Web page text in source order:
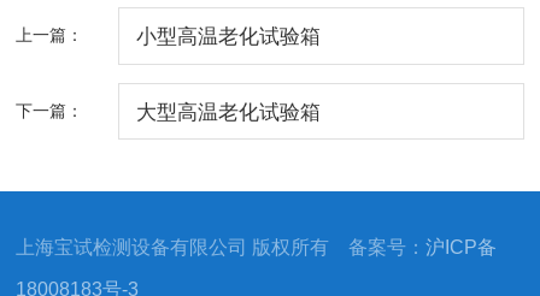
上一篇： 小型高温老化试验箱
下一篇： 大型高温老化试验箱
上海宝试检测设备有限公司 版权所有 备案号：沪ICP备
18008183号-3